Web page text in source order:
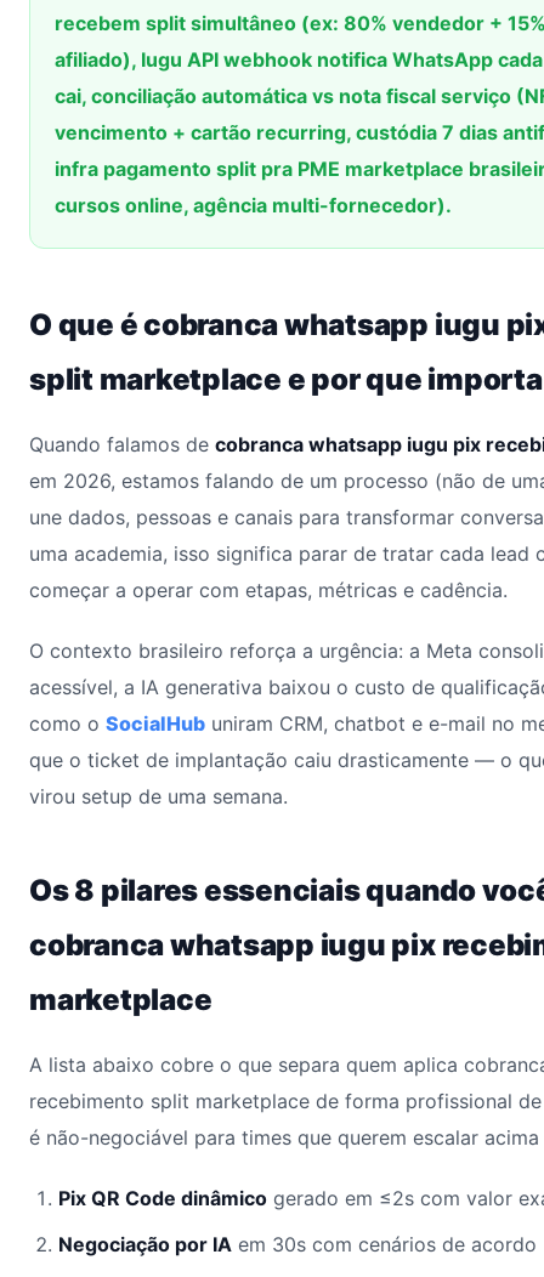
recebem split simultâneo (ex: 80% vendedor +
afiliado), Iugu API webhook notifica WhatsApp
cai, conciliação automática vs nota fiscal serviço
vencimento + cartão recurring, custódia 7 dias
infra pagamento split pra PME marketplace
cursos online, agência multi-fornecedor).
O que é cobranca whatsapp iugu
split marketplace e por que
Quando falamos de cobranca whatsapp iugu pix
em 2026, estamos falando de um processo (não de
une dados, pessoas e canais para transformar
uma academia, isso significa parar de tratar cada lead
começar a operar com etapas, métricas e cadência.
O contexto brasileiro reforça a urgência: a Meta
acessível, a IA generativa baixou o custo de
como o SocialHub uniram CRM, chatbot e e-mail no
que o ticket de implantação caiu drasticamente — o
virou setup de uma semana.
Os 8 pilares essenciais quando
cobranca whatsapp iugu pix
marketplace
A lista abaixo cobre o que separa quem aplica
recebimento split marketplace de forma profissional
é não-negociável para times que querem escalar
Pix QR Code dinâmico gerado em ≤2s com valor
Negociação por IA em 30s com cenários de acordo